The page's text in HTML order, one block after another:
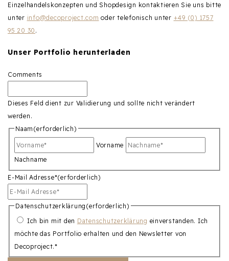
Einzelhandelskonzepten und Shopdesign kontaktieren Sie uns bitte
unter info@decoproject.com oder telefonisch unter +49 (0) 1757
95 20 30 .
Unser Portfolio herunterladen
Comments
Dieses Feld dient zur Validierung und sollte nicht verändert
werden.
Naam (erforderlich)
Vorname
Nachname
E-Mail Adresse*(erforderlich)
Datenschutzerklärung (erforderlich)
Ich bin mit den Datenschutzerklärung einverstanden. Ich
möchte das Portfolio erhalten und den Newsletter von
Decoproject.*